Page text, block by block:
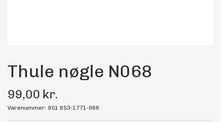
Kemi
Thule nøgle N068
99,00 kr.
Varenummer: 951 853-1771-068